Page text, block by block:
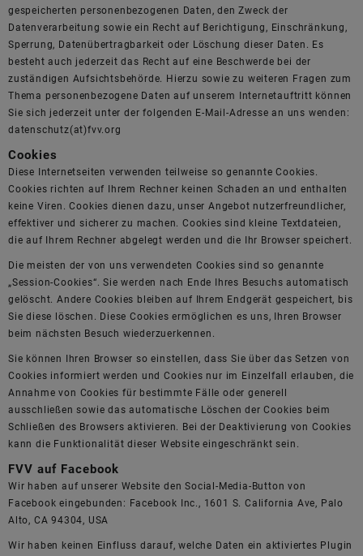
gespeicherten personenbezogenen Daten, den Zweck der
Datenverarbeitung sowie ein Recht auf Berichtigung, Einschränkung,
Sperrung, Datenübertragbarkeit oder Löschung dieser Daten. Es
besteht auch jederzeit das Recht auf eine Beschwerde bei der
zuständigen Aufsichtsbehörde. Hierzu sowie zu weiteren Fragen zum
Thema personenbezogene Daten auf unserem Internetauftritt können
Sie sich jederzeit unter der folgenden E-Mail-Adresse an uns wenden:
datenschutz(at)fvv.org
Cookies
Diese Internetseiten verwenden teilweise so genannte Cookies.
Cookies richten auf Ihrem Rechner keinen Schaden an und enthalten
keine Viren. Cookies dienen dazu, unser Angebot nutzerfreundlicher,
effektiver und sicherer zu machen. Cookies sind kleine Textdateien,
die auf Ihrem Rechner abgelegt werden und die Ihr Browser speichert.
Die meisten der von uns verwendeten Cookies sind so genannte
„Session-Cookies“. Sie werden nach Ende Ihres Besuchs automatisch
gelöscht. Andere Cookies bleiben auf Ihrem Endgerät gespeichert, bis
Sie diese löschen. Diese Cookies ermöglichen es uns, Ihren Browser
beim nächsten Besuch wiederzuerkennen.
Sie können Ihren Browser so einstellen, dass Sie über das Setzen von
Cookies informiert werden und Cookies nur im Einzelfall erlauben, die
Annahme von Cookies für bestimmte Fälle oder generell
ausschließen sowie das automatische Löschen der Cookies beim
Schließen des Browsers aktivieren. Bei der Deaktivierung von Cookies
kann die Funktionalität dieser Website eingeschränkt sein.
FVV auf Facebook
Wir haben auf unserer Website den Social-Media-Button von
Facebook eingebunden: Facebook Inc., 1601 S. California Ave, Palo
Alto, CA 94304, USA
Wir haben keinen Einfluss darauf, welche Daten ein aktiviertes Plugin